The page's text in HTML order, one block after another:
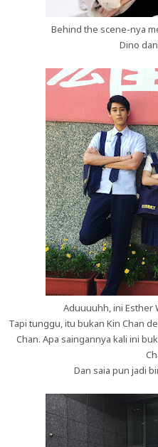
Behind the scene-nya
Dino
Aduuuuhh, ini Esther
Tapi tunggu, itu bukan Kin Chan
Chan. Apa saingannya kali ini
Dan saia pun jadi